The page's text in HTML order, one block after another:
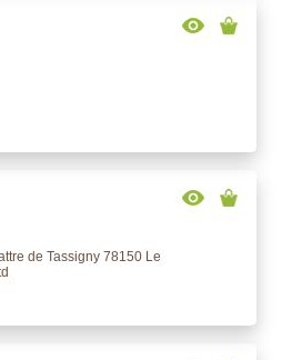
de Tassigny 78150 Le